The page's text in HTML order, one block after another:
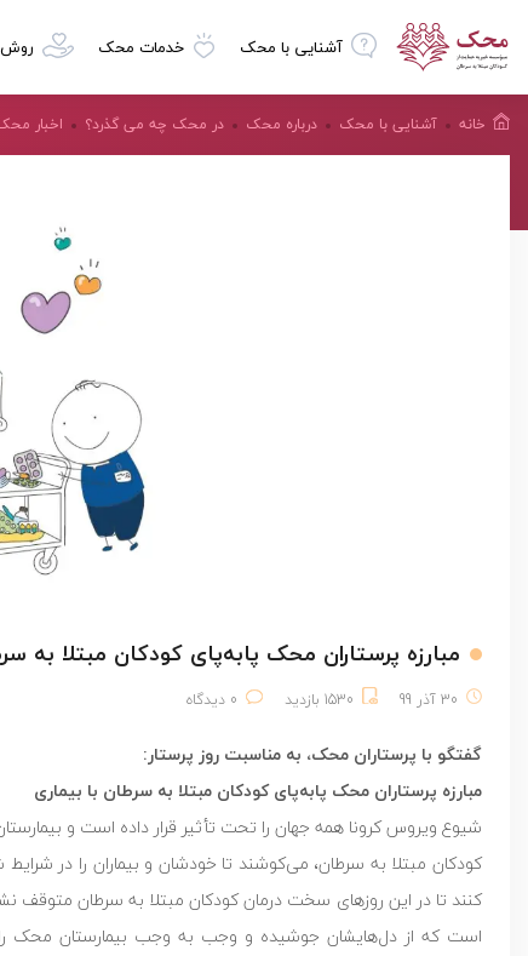
آشنایی با محک خدمات محک
خانه آشنایی با محک درباره محک در محک چه می گذرد؟ اخبار
مبارزه پرستاران محک پابه‌پای کودکان مبتلا به
30 آذر 99 1530 بازدید 0 دیدگاه
گفتگو با پرستاران محک، به مناسبت روز پرستار:
مبارزه پرستاران محک پابه‌پای کودکان مبتلا به سرطان با بیماری
شیوع ویروس کرونا همه جهان را تحت تأثیر قرار داده است و
کودکان مبتلا به سرطان، می‌کوشند تا خودشان و بیماران را در
کنند تا در این روزهای سخت درمان کودکان مبتلا به سرطان متوقف
است که از دل‌هایشان جوشیده و وجب به وجب بیمارستان محک را